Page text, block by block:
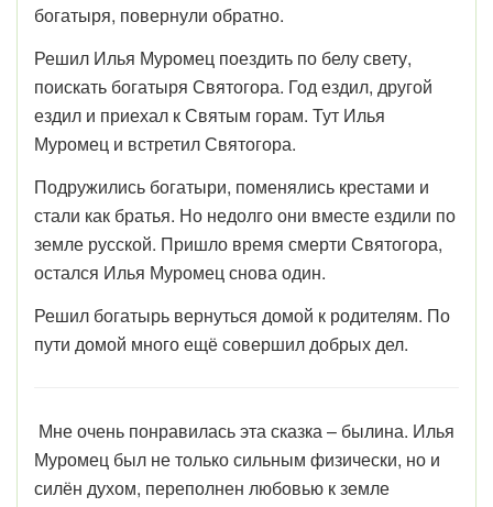
богатыря, повернули обратно.
Решил Илья Муромец поездить по белу свету,
поискать богатыря Святогора. Год ездил, другой
ездил и приехал к Святым горам. Тут Илья
Муромец и встретил Святогора.
Подружились богатыри, поменялись крестами и
стали как братья. Но недолго они вместе ездили по
земле русской. Пришло время смерти Святогора,
остался Илья Муромец снова один.
Решил богатырь вернуться домой к родителям. По
пути домой много ещё совершил добрых дел.
Мне очень понравилась эта сказка – былина. Илья
Муромец был не только сильным физически, но и
силён духом, переполнен любовью к земле